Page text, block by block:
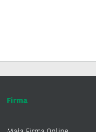
Firma